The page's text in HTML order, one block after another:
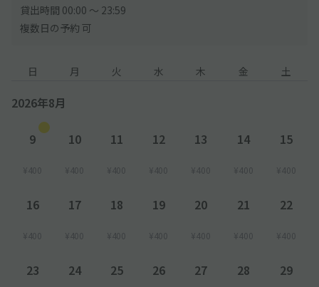
貸出時間 00:00 〜 23:59
複数日の予約 可
日 月 火 水 木 金 土
2026年8月
9
¥400
10
¥400
11
¥400
12
¥400
13
¥400
14
¥400
15
¥400
16
¥400
17
¥400
18
¥400
19
¥400
20
¥400
21
¥400
22
¥400
23 24 25 26 27 28 29